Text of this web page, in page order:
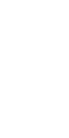
其他使用者的
料時，請務必
號、密碼或個
記得登出帳戶
料。